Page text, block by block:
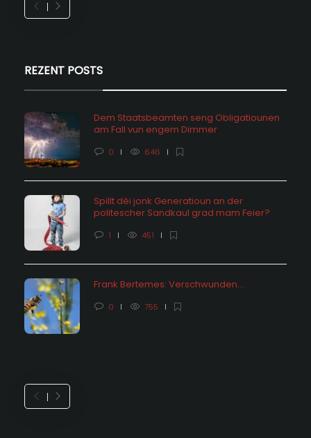
REZENT POSTS
Dem Staatsbeamten seng Obligatiounen
am Fall vun engem Dimmer
0 646
Spillt déi jonk Generatioun an der
politescher Sandkaul grad mam Feier?
1 451
Frank Bertemes: Verschwunden….
0 755